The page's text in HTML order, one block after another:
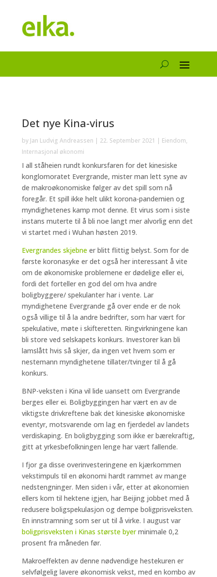
Det nye Kina-virus
by Jan Ludvig Andreassen | 22. September 2021 | Eiendom,
Internasjonal økonomi
I all ståheien rundt konkursfaren for det kinesiske
konglomoratet Evergrande, mister man lett syne av
de makroøkonomiske følger av det spill som nå
foregår. Et spill ikke helt ulikt korona-pandemien og
myndighetenes kamp mot denne. Et virus som i siste
instans muterte til å bli noe langt mer alvorlig enn det
vi startet med i Wuhan høsten 2019.
Evergrandes skjebne er blitt flittig belyst. Som for de
første koronasyke er det også her interessant å vite
om de økonomiske problemene er dødelige eller ei,
fordi det forteller en god del om hva andre
boligbyggere/ spekulanter har i vente. Lar
myndighetene Evergrande gå over ende er de nok
også villige til å la andre bedrifter, som har vært for
spekulative, møte i skifteretten. Ringvirkningene kan
bli store ved selskapets konkurs. Investorer kan bli
lamslått hvis så skjer, da ingen vet hvem som er
nestemann myndighetene tillater/tvinger til å gå
konkurs.
BNP-veksten i Kina vil lide uansett om Evergrande
berges eller ei. Boligbyggingen har vært en av de
viktigste drivkreftene bak det kinesiske økonomiske
eventyr, motsvarende om lag en fjerdedel av landets
verdiskaping. En boligbygging som ikke er bærekraftig,
gitt at yrkesbefolkningen lenge har vært fallende.
I fjor ga disse overinvesteringene en kjærkommen
vekstimpuls til en økonomi hardt rammet av mange
nedstengninger. Men siden i vår, etter at økonomien
ellers kom til hektene igjen, har Beijing jobbet med å
redusere boligspekulasjon og dempe boligprisveksten.
En innstramning som ser ut til å virke. I august var
boligprisveksten i Kinas største byerminimale 0,2
prosent fra måneden før.
Makroeffekten av denne nødvendige hestekuren er
selvfølgelig lavere økonomisk vekst, med en kombo av